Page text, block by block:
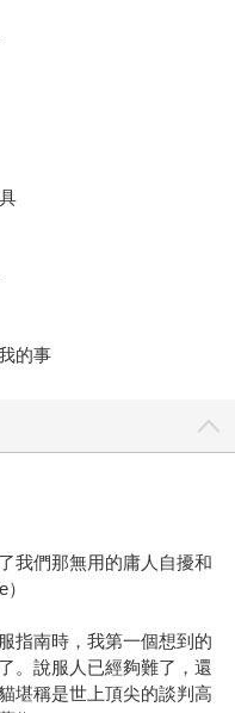
的事
我們那無用的庸人自擾和
南時，我第一個想到的
。說服人已經夠難了，還
堪稱是世上頂尖的談判高